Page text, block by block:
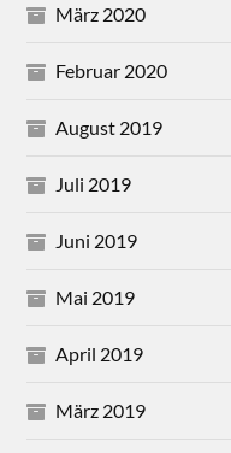
März 2020
Februar 2020
August 2019
Juli 2019
Juni 2019
Mai 2019
April 2019
März 2019